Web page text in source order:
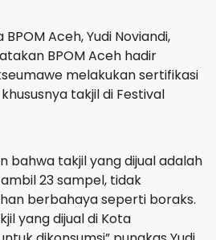
Aceh, Yudi Noviandi,
BPOM Aceh hadir
melakukan sertifikasi
takjil di Festival
bahwa takjil yang dijual adalah
23 sampel, tidak
berbahaya seperti boraks.
yang dijual di Kota